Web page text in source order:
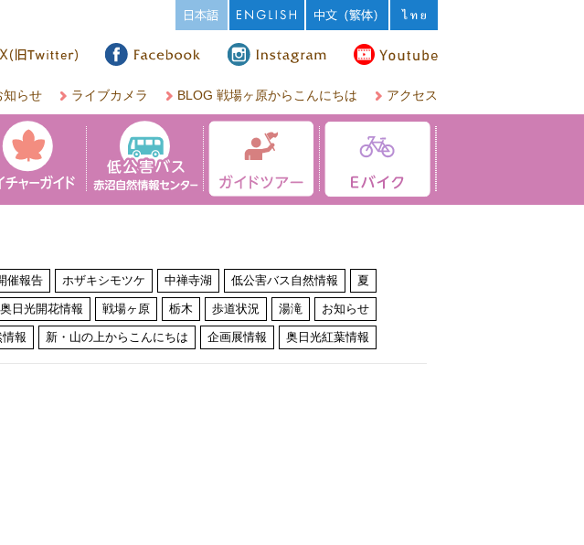
知らせ ライブカメラ BLOG 戦場ヶ原からこんにちは アクセス
催報告 ホザキシモツケ 中禅寺湖 低公害バス自然情報 夏
奥日光開花情報 戦場ヶ原 栃木 歩道状況 湯滝 お知らせ
情報 新・山の上からこんにちは 企画展情報 奥日光紅葉情報